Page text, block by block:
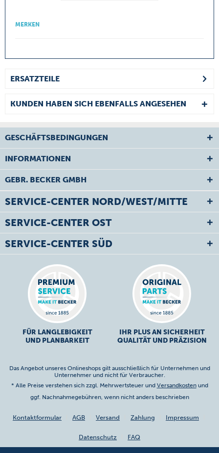
MERKEN
ERSATZTEILE
KUNDEN HABEN SICH EBENFALLS ANGESEHEN
GESCHÄFTSBEDINGUNGEN
INFORMATIONEN
GEBR. BECKER GMBH
SERVICE-CENTER NORD/WEST/MITTE
SERVICE-CENTER OST
SERVICE-CENTER SÜD
FÜR LANGLEBIGKEIT
UND PLANBARKEIT
IHR PLUS AN SICHERHEIT
QUALITÄT UND PRÄZISION
Das Angebot unseres Onlineshops gilt ausschließlich für Unternehmen und
Unternehmer und nicht für Verbraucher.
* Alle Preise verstehen sich zzgl. Mehrwertsteuer und Versandkostenund
ggf. Nachnahmegebühren, wenn nicht anders beschrieben
Kontaktformular AGB Versand Zahlung Impressum
Datenschutz FAQ